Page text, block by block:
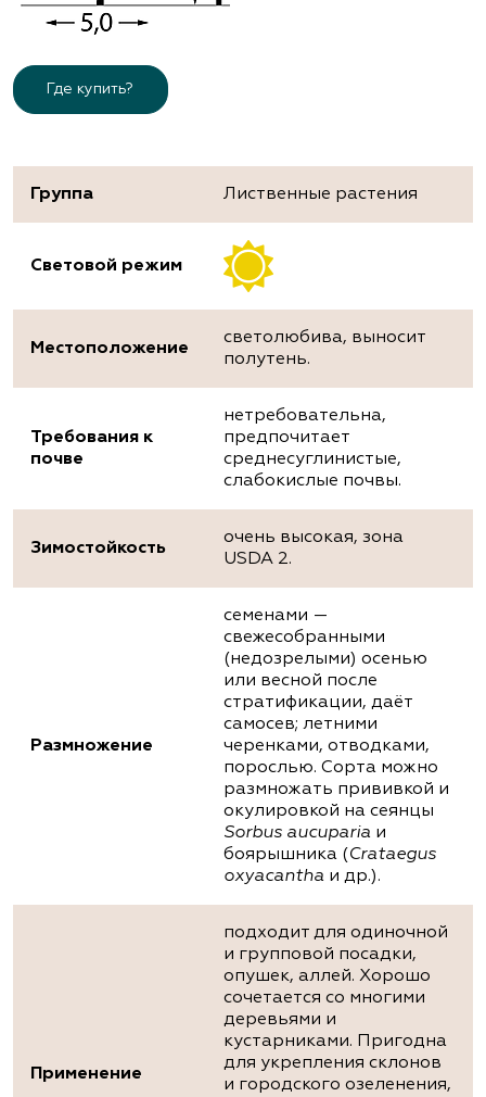
Где купить?
Группа Лиственные растения
Световой режим
Местоположение
светолюбива, выносит
полутень.
Требования к
почве
нетребовательна,
предпочитает
среднесуглинистые,
слабокислые почвы.
Зимостойкость
очень высокая, зона
USDA 2.
Размножение
семенами —
свежесобранными
(недозрелыми) осенью
или весной после
стратификации, даёт
самосев; летними
черенками, отводками,
порослью. Сорта можно
размножать прививкой и
окулировкой на сеянцы
Sorbus aucuparia и
боярышника (Crataegus
oxyacantha и др.).
Применение
подходит для одиночной
и групповой посадки,
опушек, аллей. Хорошо
сочетается со многими
деревьями и
кустарниками. Пригодна
для укрепления склонов
и городского озеленения,